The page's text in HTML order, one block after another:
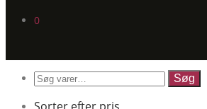
0
Søg
efter: